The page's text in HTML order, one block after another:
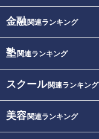
金融関連ランキング
塾関連ランキング
スクール関連ランキング
美容関連ランキング